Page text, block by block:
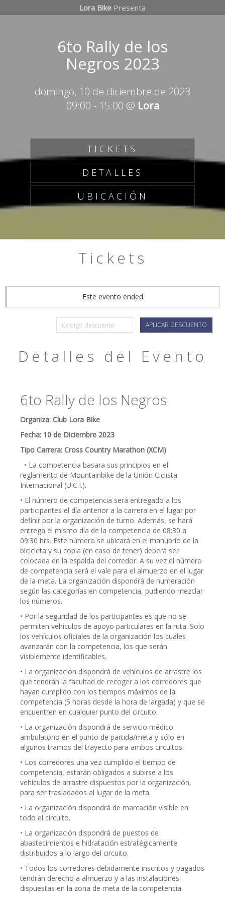
Lora Bike Presenta
6to Rally de los
Negros 2023
domingo, 10 de diciembre de 2023
09:00 - 15:00 @ Lora
TICKETS
DETALLES
UBICACIÓN
Tickets
Este evento ended.
APLICAR DESCUENTO
Detalles del Evento
6to Rally de los Negros
Organiza: Club Lora Bike
Fecha: 10 de Diciembre 2023
Tipo Carrera: Cross Country Marathon (XCM)
• La competencia basara sus principios en el
reglamento de Mountainbike de la Unión Ciclista
Internacional (U.C.I.).
• El número de competencia será entregado a los
participantes el día anterior a la carrera en el lugar por
definir por la organización de turno. Además, se hará
entrega el mismo día de la competencia de 08:30 a
09:30 hrs. Este número se ubicará en el manubrio de la
bicicleta y su copia (en caso de tener) deberá ser
colocada en la espalda del corredor. A su vez el número
de competencia será el vale para el almuerzo en el lugar
de la meta. La organización dispondrá de numeración
según las categorías en competencia, pudiendo mezclar
los números.
• Por la seguridad de los participantes es que no se
permiten vehículos de apoyo particulares en la ruta. Solo
los vehículos oficiales de la organización los cuales
avanzarán con la competencia, los que serán
visiblemente identificables.
• La organización dispondrá de vehículos de arrastre los
que tendrán la facultad de recoger a los corredores que
hayan cumplido con los tiempos máximos de la
competencia (5 horas desde la hora de largada) y que se
encuentren en cualquier punto del circuito.
• La organización dispondrá de servicio médico
ambulatorio en el punto de partida/meta y sólo en
algunos tramos del trayecto para ambos circuitos.
• Los corredores una vez cumplido el tiempo de
competencia, estarán obligados a subirse a los
vehículos de arrastre dispuestos por la organización,
para ser trasladados al lugar de la meta.
• La organización dispondrá de marcación visible en
todo el circuito.
• La organización dispondrá de puestos de
abastecimientos e hidratación estratégicamente
distribuidos a lo largo del circuito.
• Todos los corredores debidamente inscritos y pagados
tendrán derecho a almuerzo y a las instalaciones
dispuestas en la zona de meta de la competencia.